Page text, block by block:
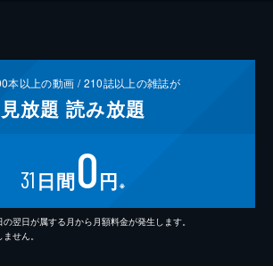
本以上の動画 /210誌以上の雑誌が
見放題 読み放題
31 日間0円 ※
翌日が属する月から月額料金が発生します。
せん。